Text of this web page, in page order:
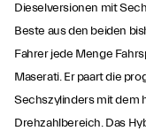
Dieselversionen mit
Beste aus den beiden
Fahrer jede Menge
Maserati. Er paart die
Sechszylinders mit dem
Drehzahlbereich. Das